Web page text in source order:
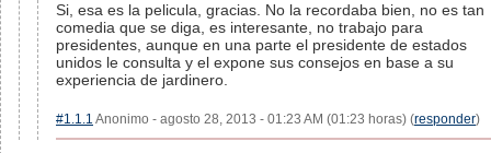
Si, esa es la pelicula, gracias. No la recordaba bien, no es tan
comedia que se diga, es interesante, no trabajo para
presidentes, aunque en una parte el presidente de estados
unidos le consulta y el expone sus consejos en base a su
experiencia de jardinero.
#1.1.1 Anonimo - agosto 28, 2013 - 01:23 AM (01:23 horas) (responder)